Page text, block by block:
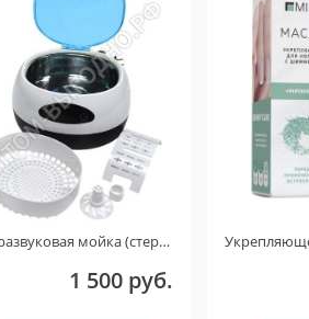
Ультразвуковая мойка (стерилизатор) UC-6106 (Голубой) ТОЛЬКО ДЛЯ КЛИЕНТОВ ИЗ ГОРОДА ОМСКА! ДЕФЕКТ!
1 500 руб.